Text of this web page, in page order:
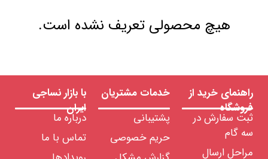
هیچ محصولی تعریف نشده است.
راهنمای خرید از
فروشگاه
ثبت سفارش در
سه گام
مراحل ارسال
خدمات مشتریان
پشتیبانی
حریم خصوصی
با بازار نساجی
ایران
درباره ما
تماس با ما